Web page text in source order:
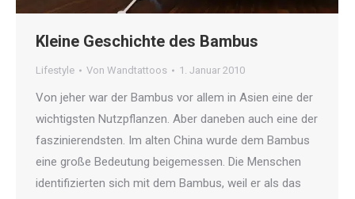
Kleine Geschichte des Bambus
Lifestyle Von Wandtattoos 1. Januar 2010
Von jeher war der Bambus vor allem in Asien eine der
wichtigsten Nutzpflanzen. Aber daneben auch eine der
faszinierendsten. Im alten China wurde dem Bambus
eine große Bedeutung beigemessen. Die Menschen
identifizierten sich mit dem Bambus, weil er als das